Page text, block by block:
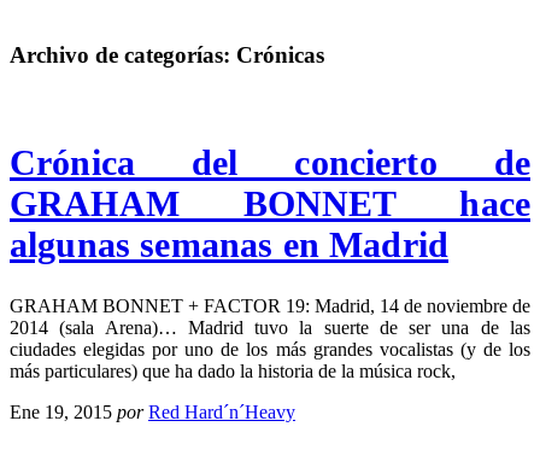
Archivo de categorías: Crónicas
Crónica del concierto de
GRAHAM BONNET hace
algunas semanas en Madrid
GRAHAM BONNET + FACTOR 19: Madrid, 14 de noviembre de
2014 (sala Arena)… Madrid tuvo la suerte de ser una de las
ciudades elegidas por uno de los más grandes vocalistas (y de los
más particulares) que ha dado la historia de la música rock,
Ene 19, 2015 por Red Hard´n´Heavy